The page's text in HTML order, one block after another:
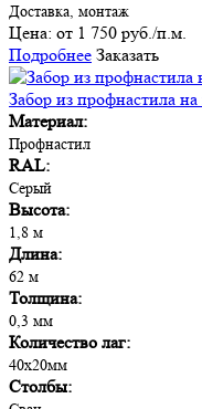
Доставка, монтаж
Цена: от 1 750 руб./п.м.
Подробнее Заказать
Забор из профнастила
Материал:
Профнастил
RAL:
Серый
Высота:
1,8 м
Длина:
62 м
Толщина:
0,3 мм
Количество лаг:
40х20мм
Столбы: